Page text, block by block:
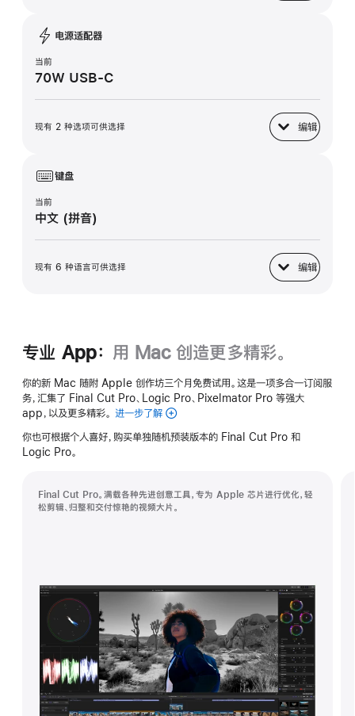
电源适配器
当前
70W USB-C
现有 2 种选项可供选择 编辑
电源适配器
键盘
当前
中文 (拼音)
现有 6 种语言可供选择 编辑
键盘
专业 App： 用 Mac 创造更多精彩。
你的新 Mac 随附 Apple 创作坊三个月免费试用。这是一项多合一订阅服
务，汇集了 Final Cut Pro、Logic Pro、Pixelmator Pro 等强大
app，以及更多精彩。 进一步了解 Apple
作
你也可根据个人喜好，购买单独随机预装版本的 Final Cut Pro 和
Logic Pro。
Final Cut Pro。满载各种先进创意工具，专为 Apple 芯片进行优化，轻
松剪辑、归整和交付惊艳的视频大片。